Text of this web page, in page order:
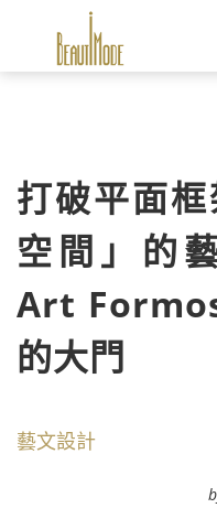
打破平面
空間」的
Art
的大門
藝文設計